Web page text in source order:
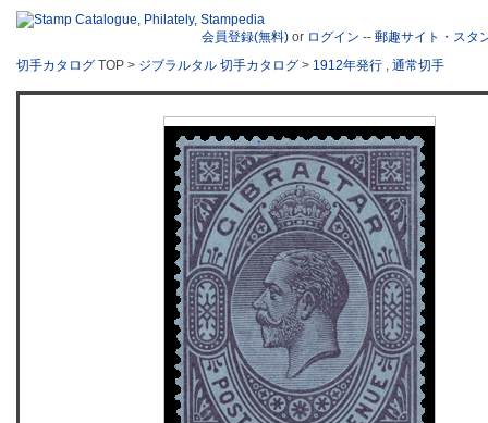
会員登録(無料) or ログイン -- 郵趣サイト・スタ
切手カタログ TOP > ジブラルタル 切手カタログ > 1912年発行 , 通常切手